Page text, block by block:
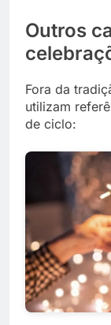
Outros
Fora da
utilizam
de ciclo: